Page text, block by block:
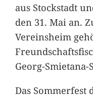
aus Stockstadt
den 31. Mai an.
Vereinsheim
Georg-Smietana-
Das Sommerfest